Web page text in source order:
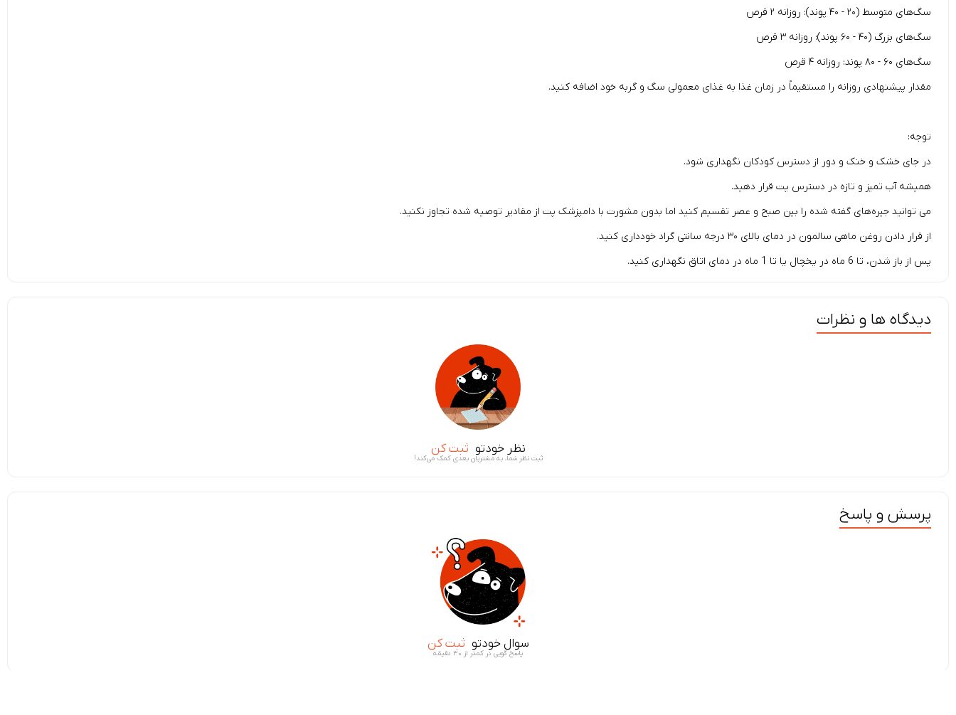
سگ‌های متوسط (۲۰ - ۴۰ پوند): روزانه ۲ قرص
سگ‌های بزرگ (۴۰ - ۶۰ پوند): روزانه ۳ قرص
سگ‌های ۶۰ - ۸۰ پوند: روزانه ۴ قرص
مقدار پیشنهادی روزانه را مستقیماً در زمان غذا به غذای معمولی سگ و گربه خود اضافه کنید.
توجه:
در جای خشک و خنک و دور از دسترس کودکان نگهداری شود.
همیشه آب تمیز و تازه در دسترس پت قرار دهید.
می توانید جیره‌های گفته شده را بین صبح و عصر تقسیم کنید اما بدون مشورت با دامپزشک پت از مقادیر توصیه شده تجاوز نکنید.
از قرار دادن روغن ماهی سالمون در دمای بالای ۳۰ درجه سانتی گراد خودداری کنید.
پس از باز شدن، تا 6 ماه در یخچال یا تا 1 ماه در دمای اتاق نگهداری کنید.
دیدگاه ها و نظرات
نظر خودتو ثبت کن
ثبت نظر شما، به مشتریان بعدی کمک می‌کند!
پرسش و پاسخ
سوال خودتو ثبت کن
پاسخ گویی در کمتر از ۳۰ دقیقه